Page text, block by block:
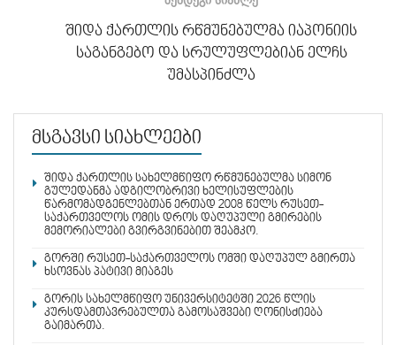
შიდა ქართლის რწმუნებულმა იაპონიის
საგანგებო და სრულუფლებიან ელჩს
უმასპინძლა
მსგავსი სიახლეები
შიდა ქართლის სახელმწიფო რწმუნებულმა სიმონ
გულედანმა ადგილობრივი ხელისუფლების
წარმომადგენლებთან ერთად 2008 წელს რუსეთ-
საქართველოს ომის დროს დაღუპული გმირების
მემორიალები გვირგვინებით შეამკო.
გორში რუსეთ-საქართველოს ომში დაღუპულ გმირთა
ხსოვნას პატივი მიაგეს
გორის სახელმწიფო უნივერსიტეტში 2026 წლის
კურსდამთავრებულთა გამოსაშვები ღონისძიება
გაიმართა.